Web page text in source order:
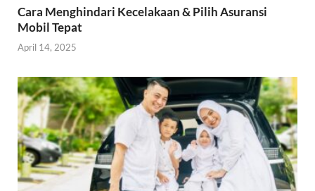
Cara Menghindari Kecelakaan & Pilih Asuransi
Mobil Tepat
April 14, 2025